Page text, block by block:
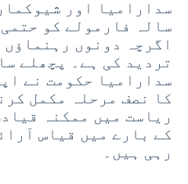
سالہ فارمولے کو
اگرچہ دونوں رہنماؤں
تردید کی ہے۔ پچھلے
سدارامیا حکومت نے
کا نصف مرحلہ مکمل
ریاست میں ممکنہ
کے بارے میں قیاس
رہی ہیں۔